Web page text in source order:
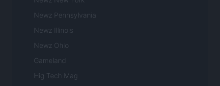
Newz Pennsylvania
Newz Illinois
Newz Ohio
Gameland
Hig Tech Mag